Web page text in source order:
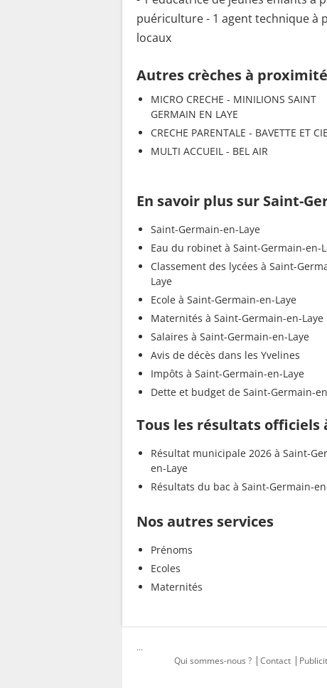
puériculture - 1 agent technique à
locaux
Autres crèches à proximité
MICRO CRECHE - MINILIONS SAINT
GERMAIN EN LAYE
CRECHE PARENTALE - BAVETTE ET CIE
MULTI ACCUEIL - BEL AIR
En savoir plus sur Saint-
Saint-Germain-en-Laye
Eau du robinet à Saint-Germain-en-
Classement des lycées à Saint-
Laye
Ecole à Saint-Germain-en-Laye
Maternités à Saint-Germain-en-Laye
Salaires à Saint-Germain-en-Laye
Avis de décès dans les Yvelines
Impôts à Saint-Germain-en-Laye
Dette et budget de Saint-Germain-
Tous les résultats officiels
Résultat municipale 2026 à Saint-
en-Laye
Résultats du bac à Saint-Germain-
Nos autres services
Prénoms
Ecoles
Maternités
...
Qui sommes-nous ?
Contact